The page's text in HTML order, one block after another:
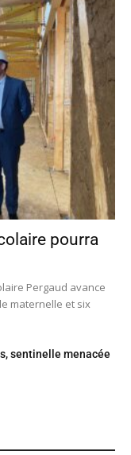
pourra
Pergaud avance
maternelle et six
sentinelle menacée